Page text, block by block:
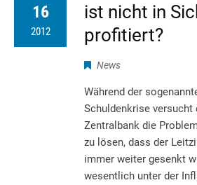
16
2012
ist nicht in
profitiert?
News
Während der
Schuldenkrise versucht
Zentralbank die
zu lösen, dass der
immer weiter gesenkt
wesentlich unter der